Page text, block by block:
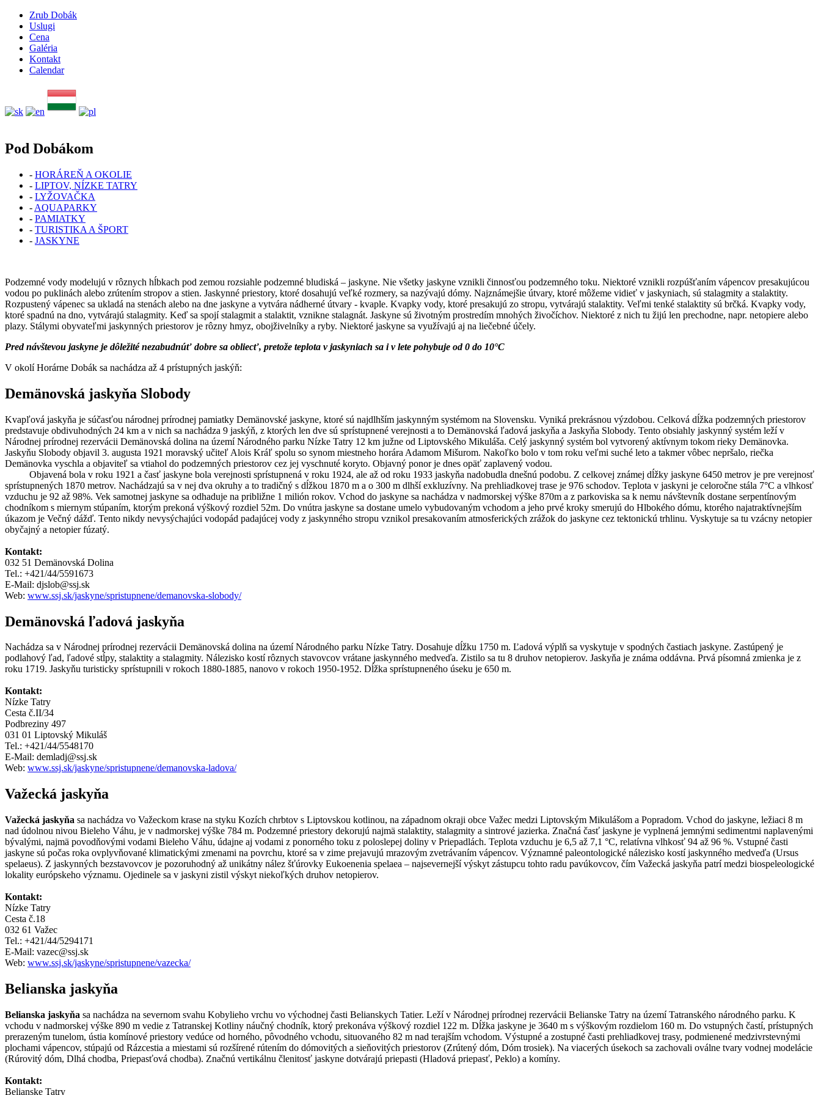
Zrub Dobák
Uslugi
Cena
Galéria
Kontakt
Calendar
Pod Dobákom
- HORÁREŇ A OKOLIE
- LIPTOV, NÍZKE TATRY
- LYŽOVAČKA
- AQUAPARKY
- PAMIATKY
- TURISTIKA A ŠPORT
- JASKYNE
Podzemné vody modelujú v rôznych hĺbkach pod zemou rozsiahle podzemné bludiská – jaskyne. Nie všetky jaskyne vznikli činnosťou podzemného toku. Niektoré vznikli rozpúšťaním vápencov presakujúcou
vodou po puklinách alebo zrútením stropov a stien. Jaskynné priestory, ktoré dosahujú veľké rozmery, sa nazývajú dómy. Najznámejšie útvary, ktoré môžeme vidieť v jaskyniach, sú stalagmity a stalaktity.
Rozpustený vápenec sa ukladá na stenách alebo na dne jaskyne a vytvára nádherné útvary - kvaple. Kvapky vody, ktoré presakujú zo stropu, vytvárajú stalaktity. Veľmi tenké stalaktity sú brčká. Kvapky vody,
ktoré spadnú na dno, vytvárajú stalagmity. Keď sa spojí stalagmit a stalaktit, vznikne stalagnát. Jaskyne sú životným prostredím mnohých živočíchov. Niektoré z nich tu žijú len prechodne, napr. netopiere alebo
plazy. Stálymi obyvateľmi jaskynných priestorov je rôzny hmyz, obojživelníky a ryby. Niektoré jaskyne sa využívajú aj na liečebné účely.
Pred návštevou jaskyne je dôležité nezabudnúť dobre sa obliecť, pretože teplota v jaskyniach sa i v lete pohybuje od 0 do 10°C
V okolí Horárne Dobák sa nachádza až 4 prístupných jaskýň:
Demänovská jaskyňa Slobody
Kvapľová jaskyňa je súčasťou národnej prírodnej pamiatky Demänovské jaskyne, ktoré sú najdlhším jaskynným systémom na Slovensku. Vyniká prekrásnou výzdobou. Celková dĺžka podzemných priestorov
predstavuje obdivuhodných 24 km a v nich sa nachádza 9 jaskýň, z ktorých len dve sú sprístupnené verejnosti a to Demänovská ľadová jaskyňa a Jaskyňa Slobody. Tento obsiahly jaskynný systém leží v
Národnej prírodnej rezervácii Demänovská dolina na území Národného parku Nízke Tatry 12 km južne od Liptovského Mikuláša. Celý jaskynný systém bol vytvorený aktívnym tokom rieky Demänovka.
Jaskyňu Slobody objavil 3. augusta 1921 moravský učiteľ Alois Kráľ spolu so synom miestneho horára Adamom Mišurom. Nakoľko bolo v tom roku veľmi suché leto a takmer vôbec nepršalo, riečka
Demänovka vyschla a objaviteľ sa vtiahol do podzemných priestorov cez jej vyschnuté koryto. Objavný ponor je dnes opäť zaplavený vodou.
Objavená bola v roku 1921 a časť jaskyne bola verejnosti sprístupnená v roku 1924, ale až od roku 1933 jaskyňa nadobudla dnešnú podobu. Z celkovej známej dĺžky jaskyne 6450 metrov je pre verejnosť
sprístupnených 1870 metrov. Nachádzajú sa v nej dva okruhy a to tradičný s dĺžkou 1870 m a o 300 m dlhší exkluzívny. Na prehliadkovej trase je 976 schodov. Teplota v jaskyni je celoročne stála 7°C a vlhkosť
vzduchu je 92 až 98%. Vek samotnej jaskyne sa odhaduje na približne 1 milión rokov. Vchod do jaskyne sa nachádza v nadmorskej výške 870m a z parkoviska sa k nemu návštevník dostane serpentínovým
chodníkom s miernym stúpaním, ktorým prekoná výškový rozdiel 52m. Do vnútra jaskyne sa dostane umelo vybudovaným vchodom a jeho prvé kroky smerujú do Hlbokého dómu, ktorého najatraktívnejším
úkazom je Večný dážď. Tento nikdy nevysýchajúci vodopád padajúcej vody z jaskynného stropu vznikol presakovaním atmosferických zrážok do jaskyne cez tektonickú trhlinu. Vyskytuje sa tu vzácny netopier
obyčajný a netopier fúzatý.
Kontakt:
032 51 Demänovská Dolina
Tel.: +421/44/5591673
E-Mail: djslob@ssj.sk
Web: www.ssj.sk/jaskyne/spristupnene/demanovska-slobody/
Demänovská ľadová jaskyňa
Nachádza sa v Národnej prírodnej rezervácii Demänovská dolina na území Národného parku Nízke Tatry. Dosahuje dĺžku 1750 m. Ľadová výplň sa vyskytuje v spodných častiach jaskyne. Zastúpený je
podlahový ľad, ľadové stĺpy, stalaktity a stalagmity. Nálezisko kostí rôznych stavovcov vrátane jaskynného medveďa. Zistilo sa tu 8 druhov netopierov. Jaskyňa je známa oddávna. Prvá písomná zmienka je z
roku 1719. Jaskyňu turisticky sprístupnili v rokoch 1880-1885, nanovo v rokoch 1950-1952. Dĺžka sprístupneného úseku je 650 m.
Kontakt:
Nízke Tatry
Cesta č.II/34
Podbreziny 497
031 01 Liptovský Mikuláš
Tel.: +421/44/5548170
E-Mail: demladj@ssj.sk
Web: www.ssj.sk/jaskyne/spristupnene/demanovska-ladova/
Važecká jaskyňa
Važecká jaskyňa sa nachádza vo Važeckom krase na styku Kozích chrbtov s Liptovskou kotlinou, na západnom okraji obce Važec medzi Liptovským Mikulášom a Popradom. Vchod do jaskyne, ležiaci 8 m
nad údolnou nivou Bieleho Váhu, je v nadmorskej výške 784 m. Podzemné priestory dekorujú najmä stalaktity, stalagmity a sintrové jazierka. Značná časť jaskyne je vyplnená jemnými sedimentmi naplavenými
bývalými, najmä povodňovými vodami Bieleho Váhu, údajne aj vodami z ponorného toku z poloslepej doliny v Priepadlách. Teplota vzduchu je 6,5 až 7,1 °C, relatívna vlhkosť 94 až 96 %. Vstupné časti
jaskyne sú počas roka ovplyvňované klimatickými zmenami na povrchu, ktoré sa v zime prejavujú mrazovým zvetrávaním vápencov. Významné paleontologické nálezisko kostí jaskynného medveďa (Ursus
spelaeus). Z jaskynných bezstavovcov je pozoruhodný až unikátny nález šťúrovky Eukoenenia spelaea – najsevernejší výskyt zástupcu tohto radu pavúkovcov, čím Važecká jaskyňa patrí medzi biospeleologické
lokality európskeho významu. Ojedinele sa v jaskyni zistil výskyt niekoľkých druhov netopierov.
Kontakt:
Nízke Tatry
Cesta č.18
032 61 Važec
Tel.: +421/44/5294171
E-Mail: vazec@ssj.sk
Web: www.ssj.sk/jaskyne/spristupnene/vazecka/
Belianska jaskyňa
Belianska jaskyňa sa nachádza na severnom svahu Kobylieho vrchu vo východnej časti Belianskych Tatier. Leží v Národnej prírodnej rezervácii Belianske Tatry na území Tatranského národného parku. K
vchodu v nadmorskej výške 890 m vedie z Tatranskej Kotliny náučný chodník, ktorý prekonáva výškový rozdiel 122 m. Dĺžka jaskyne je 3640 m s výškovým rozdielom 160 m. Do vstupných častí, prístupných
prerazeným tunelom, ústia komínové priestory vedúce od horného, pôvodného vchodu, situovaného 82 m nad terajším vchodom. Výstupné a zostupné časti prehliadkovej trasy, podmienené medzivrstevnými
plochami vápencov, stúpajú od Rázcestia a miestami sú rozšírené rútením do dómovitých a sieňovitých priestorov (Zrútený dóm, Dóm trosiek). Na viacerých úsekoch sa zachovali oválne tvary vodnej modelácie
(Rúrovitý dóm, Dlhá chodba, Priepasťová chodba). Značnú vertikálnu členitosť jaskyne dotvárajú priepasti (Hladová priepasť, Peklo) a komíny.
Kontakt:
Belianske Tatry